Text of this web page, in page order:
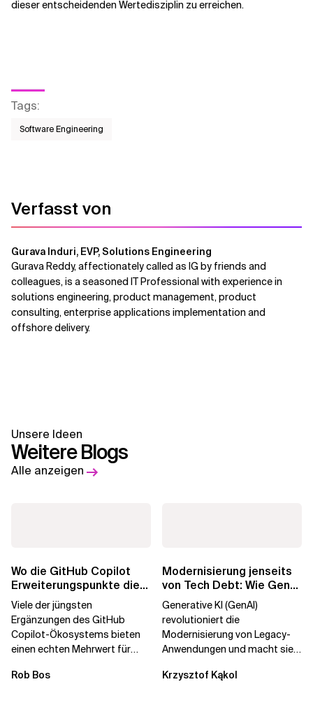
dieser entscheidenden Wertedisziplin zu erreichen.
Tags:
Software Engineering
Verfasst von
Gurava Induri, EVP, Solutions Engineering
Gurava Reddy, affectionately called as IG by friends and
colleagues, is a seasoned IT Professional with experience in
solutions engineering, product management, product
consulting, enterprise applications implementation and
offshore delivery.
Unsere Ideen
Weitere Blogs
Alle anzeigen
Wo die GitHub Copilot
Erweiterungspunkte die
Governance brechen
Viele der jüngsten
Ergänzungen des GitHub
Copilot-Ökosystems bieten
einen echten Mehrwert für
aber auch die...
Rob Bos
Modernisierung jenseits
von Tech Debt: Wie GenAI
die
Generative KI (GenAI)
revolutioniert die
Modernisierung von Legacy-
Anwendungen und macht sie
Durch die Automatisierung...
Krzysztof Kąkol